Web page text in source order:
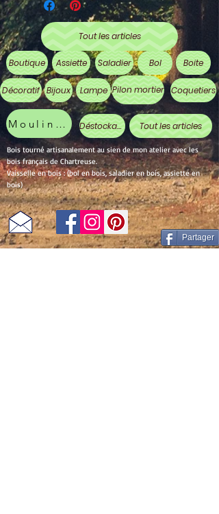
Tout les articles
Boutique Assiette Saladier Bol Boite
Décoratif Bijoux Lampe Pilon mortier Coquetiers
Moulin à poivre Déstockage Tout les articles
Bois tourné artisanalement au sien de mon atelier avec les
bois français de Chartreuse.
Vaisselle en bois : (bol en bois, saladier en bois, assiette en
bois)
Partager